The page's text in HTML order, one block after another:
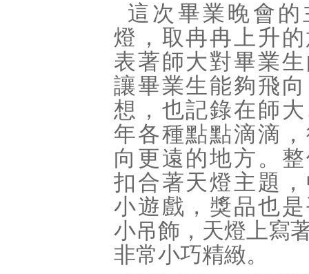
這次畢業晚會的
燈，取冉冉上升
表著師大對畢業
讓畢業生能夠飛
想，也記錄在師
年各種點點滴滴
向更遠的地方。
扣合著天燈主題
小遊戲，獎品也
小吊飾，天燈上寫
非常小巧精緻。